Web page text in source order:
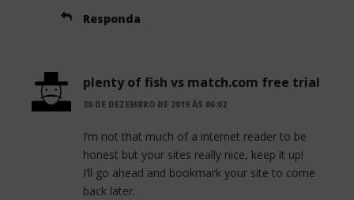
Responda
plenty of fish vs match.com free trial
30 DE DEZEMBRO DE 2019 ÀS 06:02
I’m not that much of a internet reader to be
honest but your sites really nice, keep it up!
I’ll go ahead and bookmark your site to come
back later.